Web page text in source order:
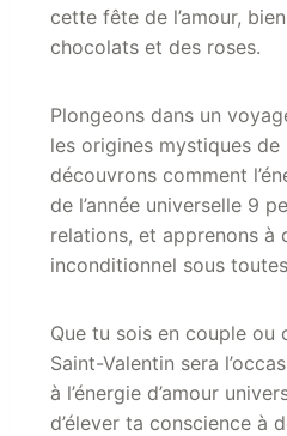
cette fête de l’amour,
chocolats et des roses.
Plongeons dans un
les origines mystiques de
découvrons comment
de l’année universelle 9
relations, et apprenons à
inconditionnel sous
Que tu sois en couple ou
Saint-Valentin sera
à l’énergie d’amour
d’élever ta conscience à